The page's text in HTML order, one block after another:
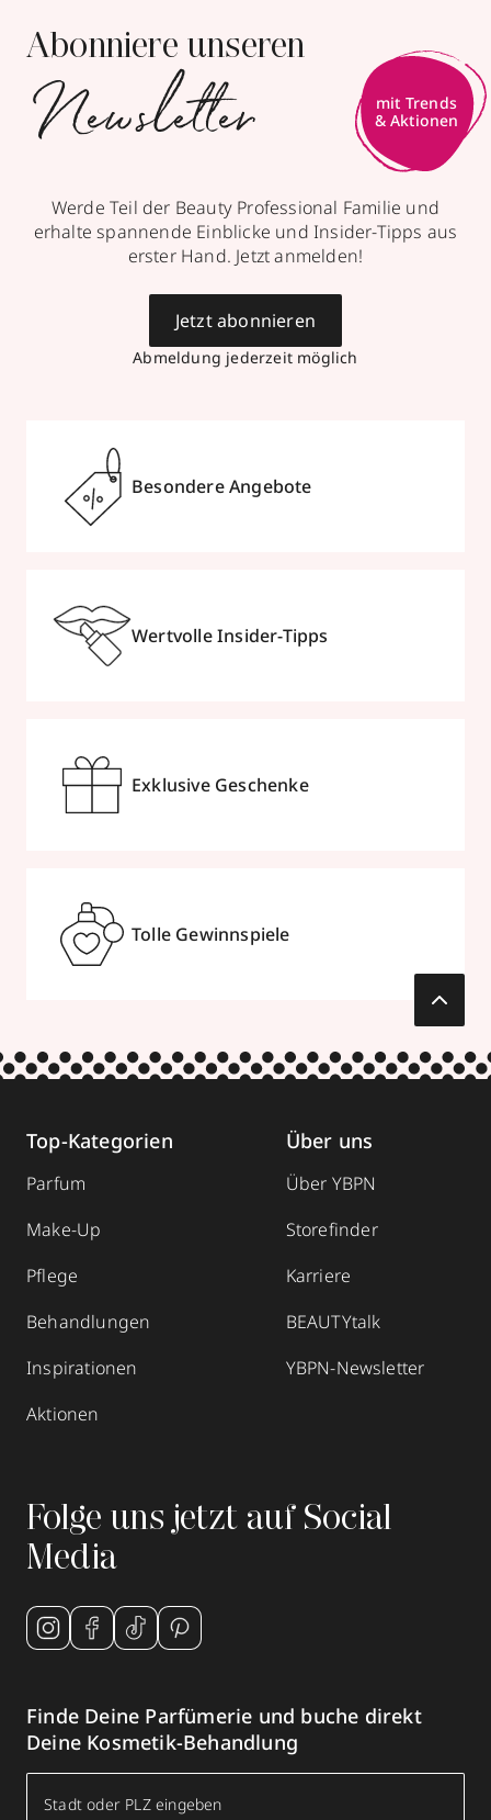
Abonniere unseren
Newsletter
mit Trends
& Aktionen
Werde Teil der Beauty Professional Familie und
erhalte spannende Einblicke und Insider-Tipps aus
erster Hand. Jetzt anmelden!
Abmeldung jederzeit möglich
Jetzt abonnieren
Besondere Angebote
Wertvolle Insider-Tipps
Exklusive Geschenke
Tolle Gewinnspiele
Top-Kategorien
Parfum
Make-Up
Pflege
Behandlungen
Inspirationen
Aktionen
Über uns
Über YBPN
Storefinder
Karriere
BEAUTYtalk
YBPN-Newsletter
Folge uns jetzt auf Social
Media
Finde Deine Parfümerie und buche direkt
Deine Kosmetik-Behandlung